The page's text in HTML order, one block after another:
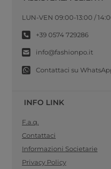
LUN-VEN 09:00-13:00 /
+39 0574 729286
info@fashionpo.it
Contattaci su
INFO LINK
F.a.q.
Contattaci
Informazioni Societarie
Privacy Policy